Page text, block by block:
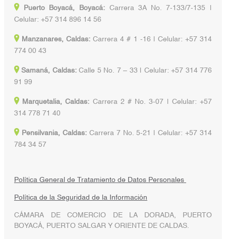
Puerto Boyacá, Boyacá:Carrera 3A No. 7-133/7-135 |
Celular: +57 314 896 14 56
Manzanares, Caldas: Carrera 4 # 1 -16 | Celular: +57 314
774 00 43
Samaná, Caldas:Calle 5 No. 7 – 33 | Celular: +57 314 776
91 99
Marquetalia, Caldas: Carrera 2 # No. 3-07 | Celular: +57
314 778 71 40
Pensilvania, Caldas:Carrera 7 No. 5-21 | Celular: +57 314
784 34 57
Política General de Tratamiento de Datos Personales
Política de la Seguridad de la Información
CÁMARA DE COMERCIO DE LA DORADA, PUERTO
BOYACÁ, PUERTO SALGAR Y ORIENTE DE CALDAS.